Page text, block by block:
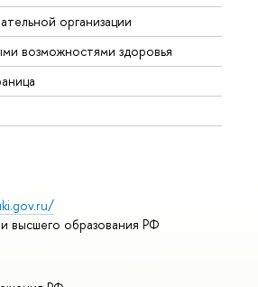
организации
возможностями здоровья
высшего образования РФ